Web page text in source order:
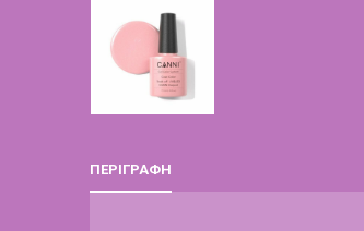
ΠΕΡΙΓΡΑΦΉ